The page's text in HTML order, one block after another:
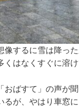
するに雪は降っ
はなくすぐに溶
ばすて」の声が
が、やはり車窓